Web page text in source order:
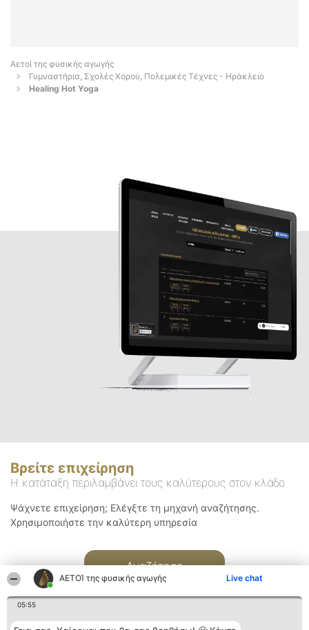
ΑΕΤΟΊ της φυσικής αγωγής Live chat
05:55
Αετοί της φυσικής αγωγής
Γυμναστήρια, Σχολές Χορού, Πολεμικές Τέχνες - Ηράκλειο
Healing Hot Yoga
Βρείτε επιχείρηση
Η κατάταξη περιλαμβάνει τους καλύτερους στον κλάδο
Ψάχνετε επιχείρηση; Ελέγξτε τη μηχανή αναζήτησης.
Χρησιμοποιήστε την καλύτερη υπηρεσία
Αναζήτηση